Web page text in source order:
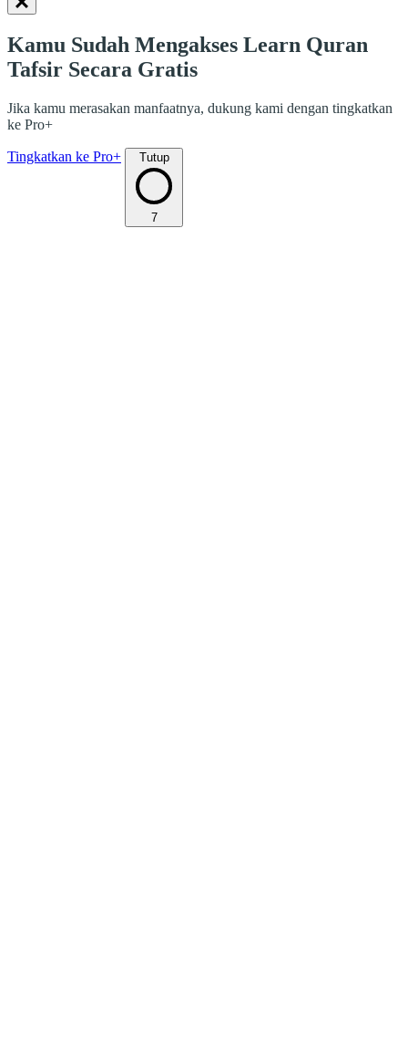
Kamu Sudah Mengakses Learn Quran
Tafsir Secara Gratis
Jika kamu merasakan manfaatnya, dukung kami dengan tingkatkan
ke Pro+
Tingkatkan ke Pro+ Tutup
7